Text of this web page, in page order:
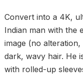
Convert into a 4K,
Indian man with the
image (no
dark, wavy hair. He
with rolled-up